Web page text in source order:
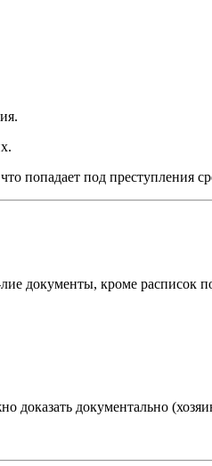
попадает под преступления
документы, кроме расписок
документально